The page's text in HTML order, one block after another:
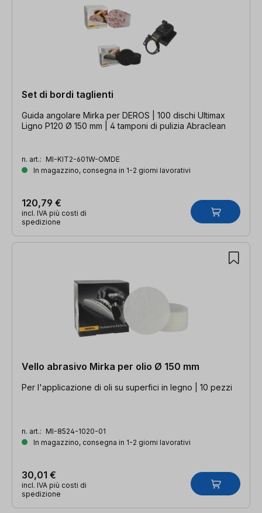
Set di bordi taglienti
Guida angolare Mirka per DEROS | 100 dischi Ultimax
Ligno P120 Ø 150 mm | 4 tamponi di pulizia Abraclean
n. art.: MI-KIT2-601W-OMDE
In magazzino, consegna in 1-2 giorni lavorativi
120,79 €
incl. IVA più costi di
spedizione
Vello abrasivo Mirka per olio Ø 150 mm
Per l'applicazione di oli su superfici in legno | 10 pezzi
n. art.: MI-8524-1020-01
In magazzino, consegna in 1-2 giorni lavorativi
30,01 €
incl. IVA più costi di
spedizione